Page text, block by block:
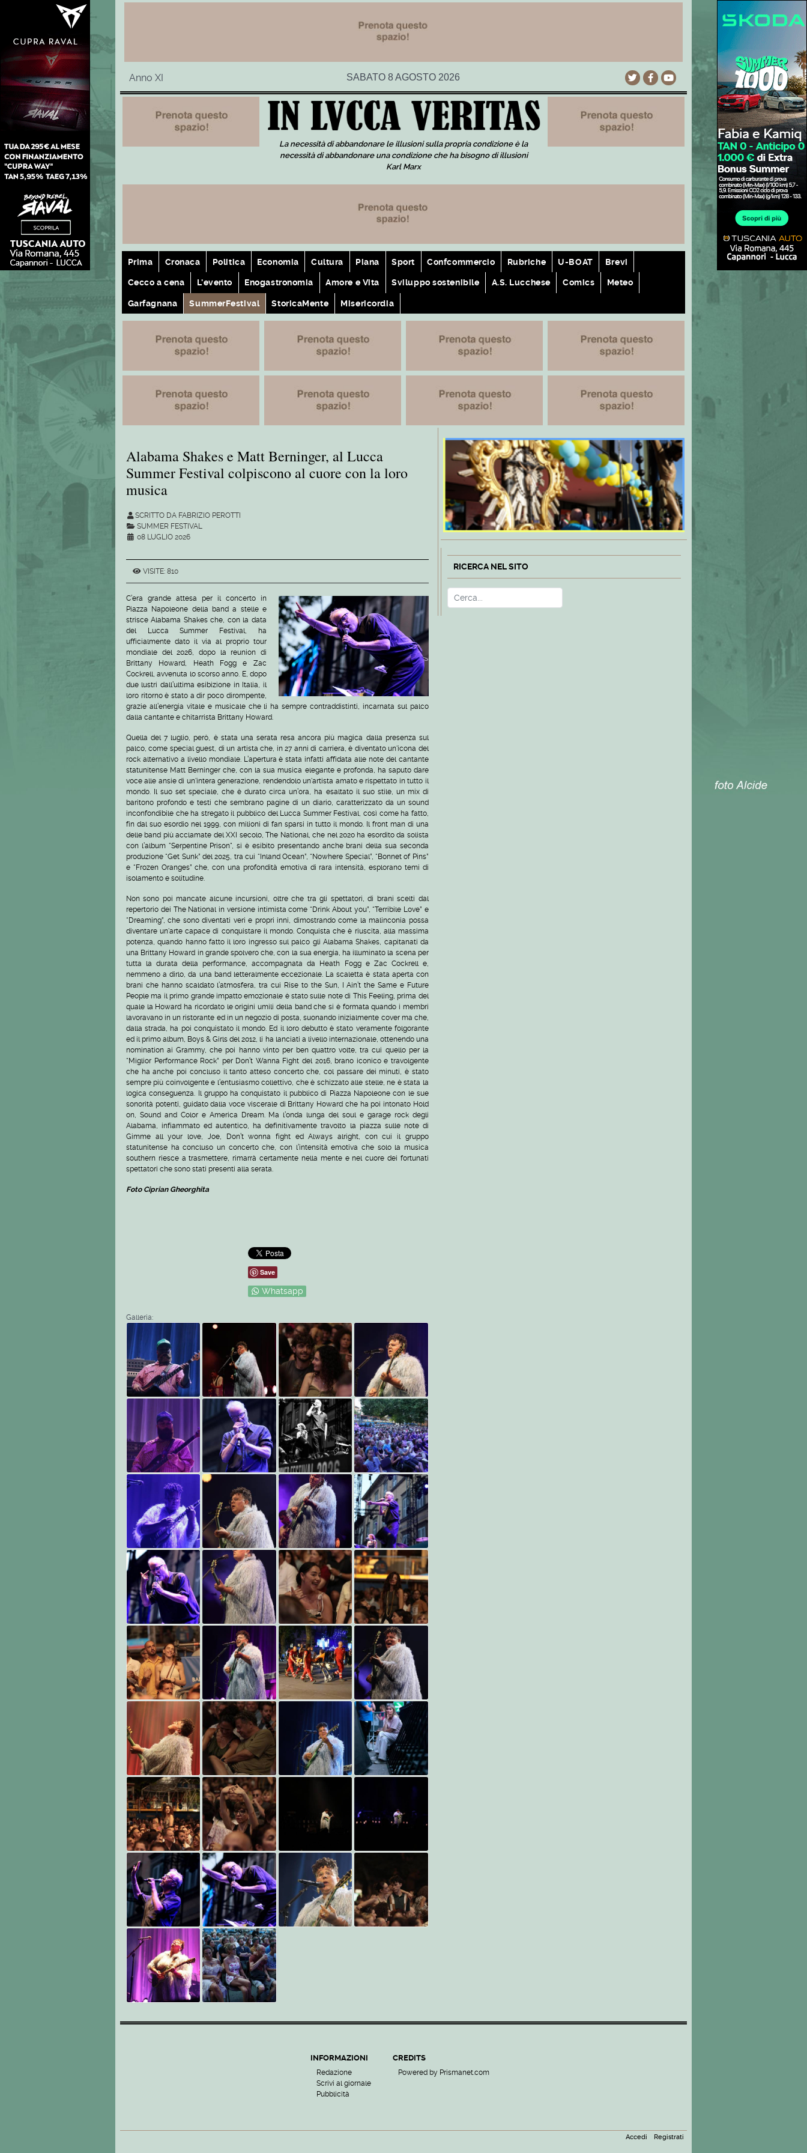
Anno XI SABATO 8 AGOSTO 2026
La necessità di abbandonare le illusioni sulla propria condizione è la
necessità di abbandonare una condizione che ha bisogno di illusioni
Karl Marx
Prima Cronaca Politica Economia Cultura Piana Sport Confcommercio Rubriche U-BOAT Brevi
Cecco a cena L'evento Enogastronomia Amore e Vita Sviluppo sostenibile A.S. Lucchese Comics Meteo
Garfagnana SummerFestival StoricaMente Misericordia
Alabama Shakes e Matt Berninger, al Lucca
Summer Festival colpiscono al cuore con la loro
musica
SCRITTO DA FABRIZIO PEROTTI
SUMMER FESTIVAL
08 LUGLIO 2026
VISITE: 810
C’era grande attesa per il concerto in
Piazza Napoleone della band a stelle e
strisce Alabama Shakes che, con la data
del Lucca Summer Festival, ha
ufficialmente dato il via al proprio tour
mondiale del 2026, dopo la reunion di
Brittany Howard, Heath Fogg e Zac
Cockrell, avvenuta lo scorso anno. E, dopo
due lustri dall’ultima esibizione in Italia, il
loro ritorno è stato a dir poco dirompente,
grazie all’energia vitale e musicale che li ha sempre contraddistinti, incarnata sul palco
dalla cantante e chitarrista Brittany Howard.
Quella del 7 luglio, però, è stata una serata resa ancora più magica dalla presenza sul
palco, come special guest, di un artista che, in 27 anni di carriera, è diventato un'icona del
rock alternativo a livello mondiale. L’apertura è stata infatti affidata alle note del cantante
statunitense Matt Berninger che, con la sua musica elegante e profonda, ha saputo dare
voce alle ansie di un'intera generazione, rendendolo un'artista amato e rispettato in tutto il
mondo. Il suo set speciale, che è durato circa un’ora, ha esaltato il suo stile, un mix di
baritono profondo e testi che sembrano pagine di un diario, caratterizzato da un sound
inconfondibile che ha stregato il pubblico del Lucca Summer Festival, così come ha fatto,
fin dal suo esordio nel 1999, con milioni di fan sparsi in tutto il mondo. Il front man di una
delle band più acclamate del XXI secolo, The National, che nel 2020 ha esordito da solista
con l’album "Serpentine Prison", si è esibito presentando anche brani della sua seconda
produzione “Get Sunk” del 2025, tra cui “Inland Ocean”, “Nowhere Special”, “Bonnet of Pins”
e “Frozen Oranges” che, con una profondità emotiva di rara intensità, esplorano temi di
isolamento e solitudine.
Non sono poi mancate alcune incursioni, oltre che tra gli spettatori, di brani scelti dal
repertorio dei The National in versione intimista come “Drink About you”, “Terribile Love” e
“Dreaming”, che sono diventati veri e propri inni, dimostrando come la malinconia possa
diventare un'arte capace di conquistare il mondo. Conquista che è riuscita, alla massima
potenza, quando hanno fatto il loro ingresso sul palco gli Alabama Shakes, capitanati da
una Brittany Howard in grande spolvero che, con la sua energia, ha illuminato la scena per
tutta la durata della performance, accompagnata da Heath Fogg e Zac Cockrell e,
nemmeno a dirlo, da una band letteralmente eccezionale. La scaletta è stata aperta con
brani che hanno scaldato l’atmosfera, tra cui Rise to the Sun, I Ain’t the Same e Future
People ma il primo grande impatto emozionale è stato sulle note di This Feeling, prima del
quale la Howard ha ricordato le origini umili della band che si è formata quando i membri
lavoravano in un ristorante ed in un negozio di posta, suonando inizialmente cover ma che,
dalla strada, ha poi conquistato il mondo. Ed il loro debutto è stato veramente folgorante
ed il primo album, Boys & Girls del 2012, li ha lanciati a livello internazionale, ottenendo una
nomination ai Grammy, che poi hanno vinto per ben quattro volte, tra cui quello per la
“Miglior Performance Rock” per Don’t Wanna Fight del 2016, brano iconico e travolgente
che ha anche poi concluso il tanto atteso concerto che, col passare dei minuti, è stato
sempre più coinvolgente e l’entusiasmo collettivo, che è schizzato alle stelle, ne è stata la
logica conseguenza. Il gruppo ha conquistato il pubblico di Piazza Napoleone con le sue
sonorità potenti, guidato dalla voce viscerale di Brittany Howard che ha poi intonato Hold
on, Sound and Color e America Dream. Ma l’onda lunga del soul e garage rock degli
Alabama, infiammato ed autentico, ha definitivamente travolto la piazza sulle note di
Gimme all your love, Joe, Don’t wonna fight ed Always alright, con cui il gruppo
statunitense ha concluso un concerto che, con l’intensità emotiva che solo la musica
southern riesce a trasmettere, rimarrà certamente nella mente e nel cuore dei fortunati
spettatori che sono stati presenti alla serata.
Foto Ciprian Gheorghita
Save
Whatsapp
Galleria:
RICERCA NEL SITO
Cerca
INFORMAZIONI
Redazione
Scrivi al giornale
Pubblicità
CREDITS
Powered by Prismanet.com
Accedi Registrati